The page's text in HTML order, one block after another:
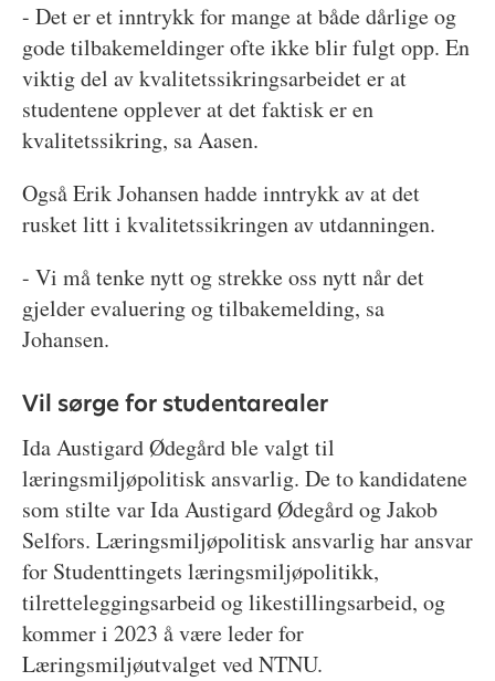
- Det er et inntrykk for mange at både dårlige og
gode tilbakemeldinger ofte ikke blir fulgt opp. En
viktig del av kvalitetssikringsarbeidet er at
studentene opplever at det faktisk er en
kvalitetssikring, sa Aasen.
Også Erik Johansen hadde inntrykk av at det
rusket litt i kvalitetssikringen av utdanningen.
- Vi må tenke nytt og strekke oss nytt når det
gjelder evaluering og tilbakemelding, sa
Johansen.
Vil sørge for studentarealer
Ida Austigard Ødegård ble valgt til
læringsmiljøpolitisk ansvarlig. De to kandidatene
som stilte var Ida Austigard Ødegård og Jakob
Selfors. Læringsmiljøpolitisk ansvarlig har ansvar
for Studenttingets læringsmiljøpolitikk,
tilretteleggingsarbeid og likestillingsarbeid, og
kommer i 2023 å være leder for
Læringsmiljøutvalget ved NTNU.